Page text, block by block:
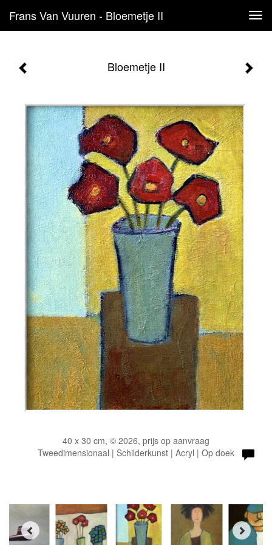
Frans Van Vuuren - Bloemetje II
Bloemetje II
40 x 30 cm, © 2026, prijs op aanvraag
Tweedimensionaal | Schilderkunst | Acryl | Op doek